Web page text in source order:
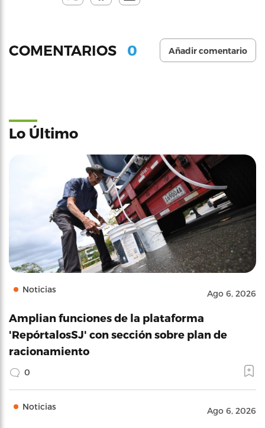
COMENTARIOS 0 Añadir comentario
Lo Último
Noticias Ago 6, 2026
Amplian funciones de la plataforma
'RepórtalosSJ' con sección sobre plan de
racionamiento
0
Noticias Ago 6, 2026